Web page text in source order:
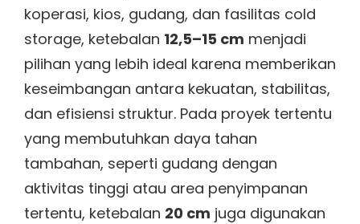
koperasi, kios, gudang, dan fasilitas cold
storage, ketebalan 12,5–15 cm menjadi
pilihan yang lebih ideal karena memberikan
keseimbangan antara kekuatan, stabilitas,
dan efisiensi struktur. Pada proyek tertentu
yang membutuhkan daya tahan
tambahan, seperti gudang dengan
aktivitas tinggi atau area penyimpanan
tertentu, ketebalan 20 cm juga digunakan